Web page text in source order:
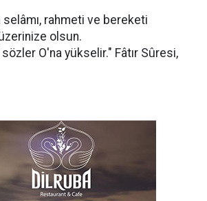
selâmı, rahmeti ve bereketi
olsun.
O'na yükselir." Fâtır Sûresi,